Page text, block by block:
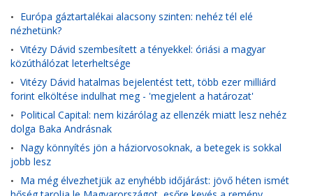
• Európa gáztartalékai alacsony szinten: nehéz tél elé
nézhetünk?
• Vitézy Dávid szembesített a tényekkel: óriási a magyar
közúthálózat leterheltsége
• Vitézy Dávid hatalmas bejelentést tett, több ezer milliárd
forint elköltése indulhat meg - 'megjelent a határozat'
• Political Capital: nem kizárólag az ellenzék miatt lesz nehéz
dolga Baka Andrásnak
• Nagy könnyítés jön a háziorvosoknak, a betegek is sokkal
jobb lesz
• Ma még élvezhetjük az enyhébb időjárást: jövő héten ismét